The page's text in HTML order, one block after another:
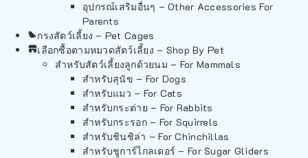
อุปกรณ์เสริมอื่นๆ – Other Accessories For
Parents
กรงสัตว์เลี้ยง – Pet Cages
เลือกซื้อตามหมวดสัตว์เลี้ยง – Shop By Pet
สำหรับสัตว์เลี้ยงลูกด้วยนม – For Mammals
สำหรับสุนัข – For Dogs
สำหรับแมว – For Cats
สำหรับกระต่าย – For Rabbits
สำหรับกระรอก – For Squirrels
สำหรับชินชิล่า – For Chinchillas
สำหรับชูการ์ไกลเดอร์ – For Sugar Gliders